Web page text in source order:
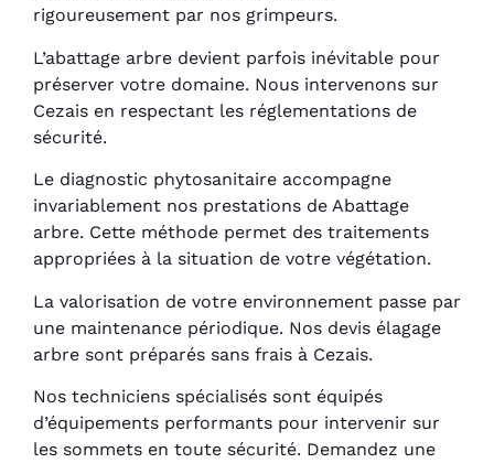
rigoureusement par nos grimpeurs.
L’abattage arbre devient parfois inévitable pour
préserver votre domaine. Nous intervenons sur
Cezais en respectant les réglementations de
sécurité.
Le diagnostic phytosanitaire accompagne
invariablement nos prestations de Abattage
arbre. Cette méthode permet des traitements
appropriées à la situation de votre végétation.
La valorisation de votre environnement passe par
une maintenance périodique. Nos devis élagage
arbre sont préparés sans frais à Cezais.
Nos techniciens spécialisés sont équipés
d’équipements performants pour intervenir sur
les sommets en toute sécurité. Demandez une